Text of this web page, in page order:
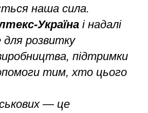
наша сила.
Україна і надалі
розвитку
підтримки
тим, хто цього
— це